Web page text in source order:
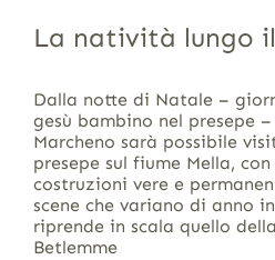
La natività lungo
Dalla notte di Natale –
gesù bambino nel presepe
Marcheno sarà possibile
presepe sul fiume Mella, con
costruzioni vere e
scene che variano di anno
riprende in scala quello
Betlemme